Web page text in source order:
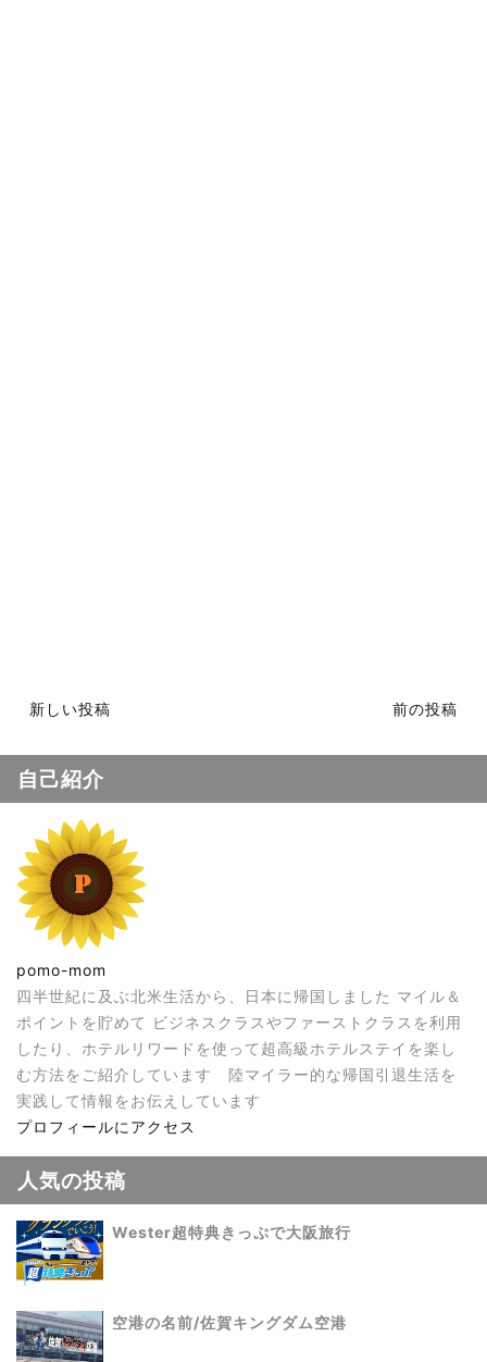
新しい投稿 前の投稿
自己紹介
pomo-mom
四半世紀に及ぶ北米生活から、日本に帰国しました マイル＆
ポイントを貯めて ビジネスクラスやファーストクラスを利用
したり、ホテルリワードを使って超高級ホテルステイを楽し
む方法をご紹介しています 陸マイラー的な帰国引退生活を
実践して情報をお伝えしています
プロフィールにアクセス
人気の投稿
Wester超特典きっぷで大阪旅行
空港の名前/佐賀キングダム空港